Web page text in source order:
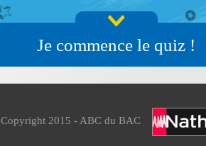
Je commence le quiz !
Copyright 2015 - ABC du BAC